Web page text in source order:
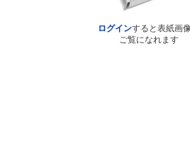
ログインすると表紙画
ご覧になれます